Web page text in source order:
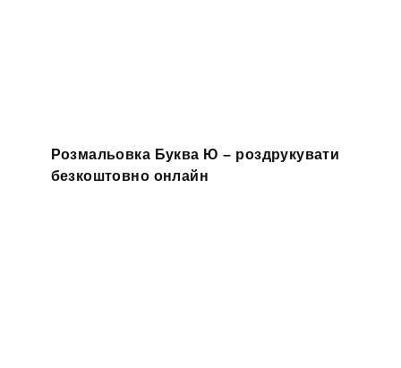
Розмальовка Буква Ю – роздрукувати
безкоштовно онлайн